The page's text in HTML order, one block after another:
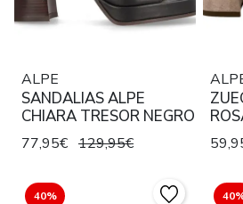
ALPE
SANDALIAS ALPE
CHIARA TRESOR NEGRO
77,95€ 129,95€
40%